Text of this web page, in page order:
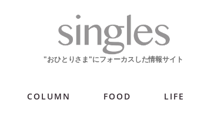
COLUMN FOOD LIFE